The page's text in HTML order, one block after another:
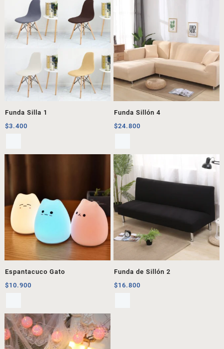
Funda Silla 1
$3.400
Funda Sillón 4
$24.800
Espantacuco Gato
$10.900
Funda de Sillón 2
$16.800